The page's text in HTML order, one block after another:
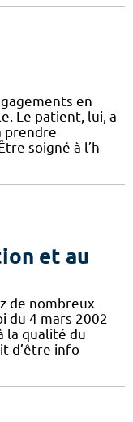
en
Le patient, lui, a
prendre
soigné à l’h
et au
de nombreux
du 4 mars 2002
la qualité du
d’être info